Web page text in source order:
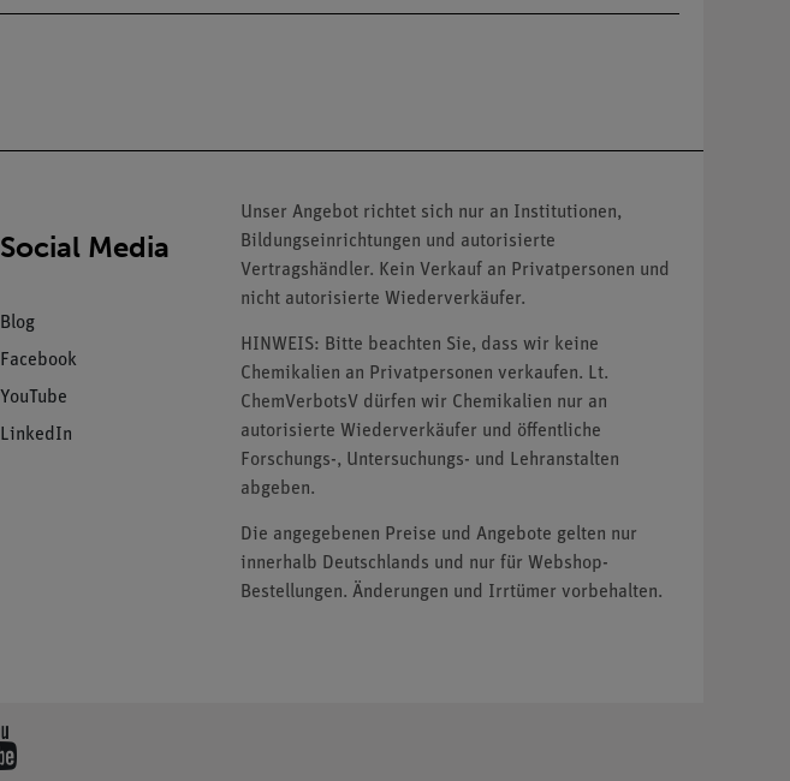
Social Media
Blog
Facebook
YouTube
LinkedIn
Unser Angebot richtet sich nur an Institutionen,
Bildungseinrichtungen und autorisierte
Vertragshändler. Kein Verkauf an Privatpersonen und
nicht autorisierte Wiederverkäufer.
HINWEIS: Bitte beachten Sie, dass wir keine
Chemikalien an Privatpersonen verkaufen. Lt.
ChemVerbotsV dürfen wir Chemikalien nur an
autorisierte Wiederverkäufer und öffentliche
Forschungs-, Untersuchungs- und Lehranstalten
abgeben.
Die angegebenen Preise und Angebote gelten nur
innerhalb Deutschlands und nur für Webshop-
Bestellungen. Änderungen und Irrtümer vorbehalten.